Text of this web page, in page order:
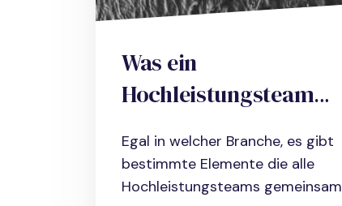
Was ein
Hochleistungsteam
eines aufbaust
Egal in welcher Branche, es gibt
bestimmte Elemente die alle
Hochleistungsteams gemeinsam